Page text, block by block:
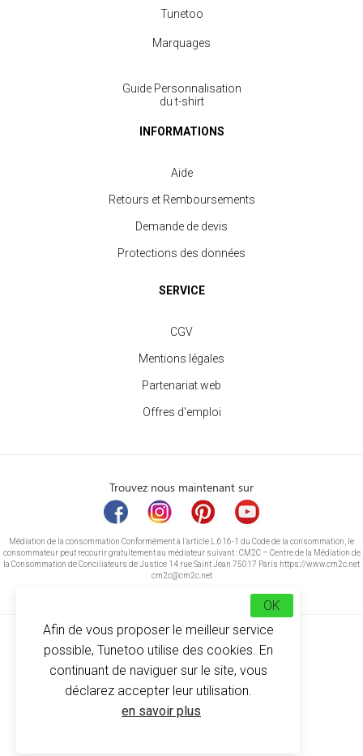
Tunetoo
Marquages
Guide Personnalisation
du t-shirt
INFORMATIONS
Aide
Retours et Remboursements
Demande de devis
Protections des données
SERVICE
CGV
Mentions légales
Partenariat web
Offres d'emploi
Trouvez nous maintenant sur
Médiation de la consommation Conformément à l’article L.616-1 du Code de la consommation, le
consommateur peut recourir gratuitement au médiateur suivant : CM2C – Centre de la Médiation de
la Consommation de Conciliateurs de Justice 14 rue Saint Jean 75017 Paris https://www.cm2c.net
cm2c@cm2c.net
© Copyright 2026 -Tunetoo
Afin de vous proposer le meilleur service
possible, Tunetoo utilise des cookies. En
continuant de naviguer sur le site, vous
déclarez accepter leur utilisation.
en savoir plus
OK